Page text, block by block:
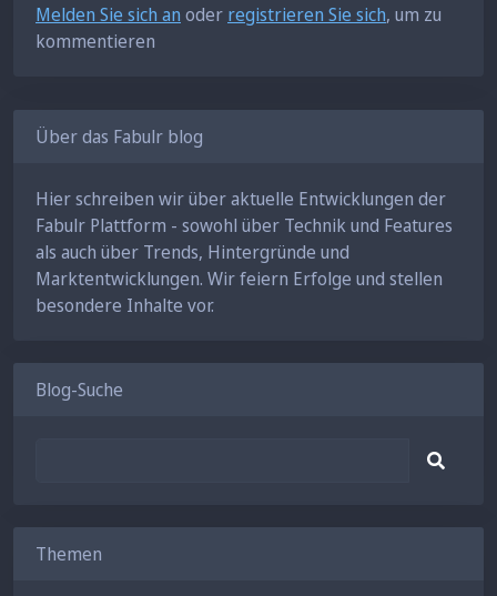
Melden Sie sich an oder registrieren Sie sich, um zu
kommentieren
Über das Fabulr blog
Hier schreiben wir über aktuelle Entwicklungen der
Fabulr Plattform - sowohl über Technik und Features
als auch über Trends, Hintergründe und
Marktentwicklungen. Wir feiern Erfolge und stellen
besondere Inhalte vor.
Blog-Suche
Themen